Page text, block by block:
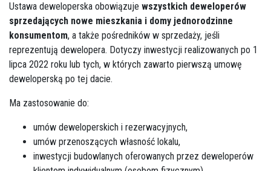
Ustawa deweloperska obowiązuje wszystkich deweloperów
sprzedających nowe mieszkania i domy jednorodzinne
konsumentom, a także pośredników w sprzedaży, jeśli
reprezentują dewelopera. Dotyczy inwestycji realizowanych po 1
lipca 2022 roku lub tych, w których zawarto pierwszą umowę
deweloperską po tej dacie.
Ma zastosowanie do:
umów deweloperskich i rezerwacyjnych,
umów przenoszących własność lokalu,
inwestycji budowlanych oferowanych przez deweloperów